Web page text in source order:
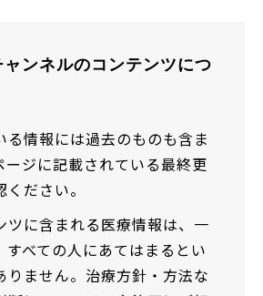
ンネルのコンテンツにつ
る情報には過去のものも含ま
ージに記載されている最終更
ださい。
ツに含まれる医療情報は、一
すべての人にあてはまるとい
りません。治療方針・方法な